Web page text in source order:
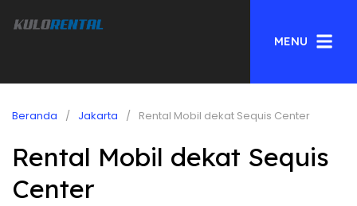
MENU
Beranda Jakarta Rental Mobil dekat Sequis Center
Rental Mobil dekat Sequis
Center